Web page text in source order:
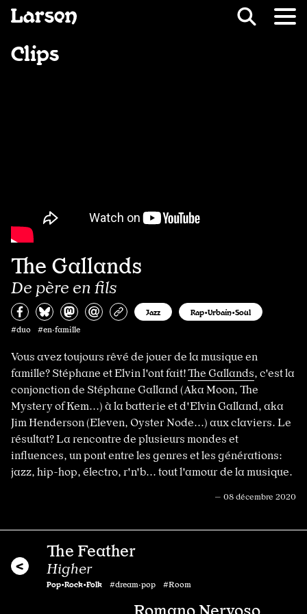
Fil d’ariane
Clips
The Gallands
De père en fils
Partagez sur Facebook
Partager sur Bluesky
Partager sur Mastodon
Partagez par e-mail
Copiez l’url
Jazz
Rap•Urbain•Soul
#duo #en·famille
Vous avez toujours rêvé de jouer de la musique en
famille? Stéphane et Elvin l'ont fait!The Gallands, c'est la
conjonction de Stéphane Galland (Aka Moon, The
Mystery of Kem...) à la batterie et d'Elvin Galland, aka
Jim Henderson (Eleven, Oyster Node...) aux claviers. Le
résultat? La rencontre de plusieurs mondes et
influences, un pont entre les genres et les générations:
jazz, hip-hop, électro, r'n'b... tout l'amour de la musique.
— 08 décembre 2020
The Feather
Higher
Pop•Rock•Folk #dream·pop #Room